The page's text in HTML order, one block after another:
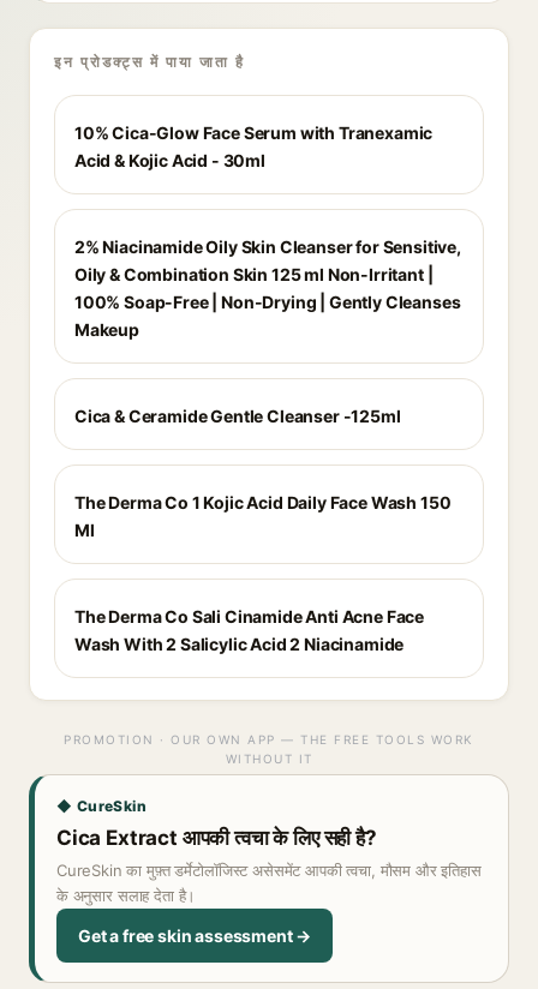
इन प्रोडक्ट्स में पाया जाता है
10% Cica-Glow Face Serum with Tranexamic
Acid & Kojic Acid - 30ml
2% Niacinamide Oily Skin Cleanser for Sensitive,
Oily & Combination Skin 125 ml Non-Irritant |
100% Soap-Free | Non-Drying | Gently Cleanses
Makeup
Cica & Ceramide Gentle Cleanser -125ml
The Derma Co 1 Kojic Acid Daily Face Wash 150
Ml
The Derma Co Sali Cinamide Anti Acne Face
Wash With 2 Salicylic Acid 2 Niacinamide
PROMOTION · OUR OWN APP — THE FREE TOOLS WORK
WITHOUT IT
◆ CureSkin
Cica Extract आपकी त्वचा के लिए सही है?
CureSkin का मुफ़्त डर्मेटोलॉजिस्ट असेसमेंट आपकी त्वचा, मौसम और इतिहास
के अनुसार सलाह देता है।
Get a free skin assessment →